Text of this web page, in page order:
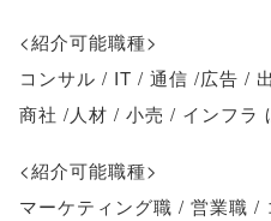
<紹介可能職種>
コンサル / IT / 通信 /広告 /
商社 /人材 / 小売 / インフラ
<紹介可能職種>
マーケティング職 / 営業職 /